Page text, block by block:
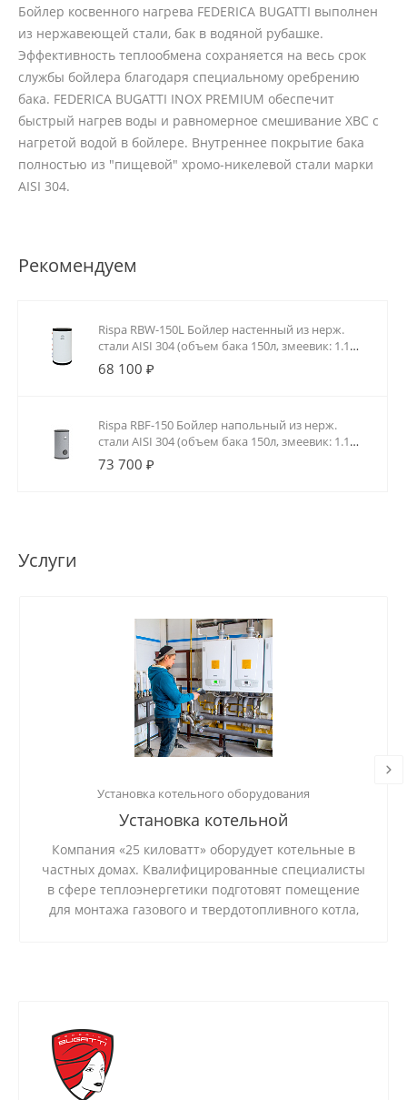
Бойлер косвенного нагрева FEDERICA BUGATTI выполнен
из нержавеющей стали, бак в водяной рубашке.
Эффективность теплообмена сохраняется на весь срок
службы бойлера благодаря специальному оребрению
бака. FEDERICA BUGATTI INOX PREMIUM обеспечит
быстрый нагрев воды и равномерное смешивание ХВС с
нагретой водой в бойлере. Внутреннее покрытие бака
полностью из "пищевой" хромо-никелевой стали марки
AISI 304.
Рекомендуем
Rispa RBW-150L Бойлер настенный из нерж.
стали AISI 304 (объем бака 150л, змеевик: 1.1
м2, 1.5 мм)
68 100 ₽
Rispa RBF-150 Бойлер напольный из нерж.
стали AISI 304 (объем бака 150л, змеевик: 1.1
м2, 1.5 мм)
73 700 ₽
Услуги
Установка котельного оборудования
Установка котельной
Компания «25 киловатт» оборудует котельные в
частных домах. Квалифицированные специалисты
в сфере теплоэнергетики подготовят помещение
для монтажа газового и твердотопливного котла,